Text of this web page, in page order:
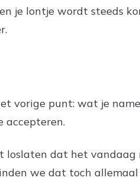
je lontje wordt steeds
vorige punt: wat je
accepteren.
loslaten dat het vandaag
we dat toch